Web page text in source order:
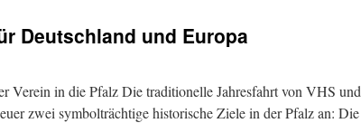
ins
Deutschland und Europa
Verein in die Pfalz Die traditionelle Jahresfahrt von VHS und
zwei symbolträchtige historische Ziele in der Pfalz an: Die